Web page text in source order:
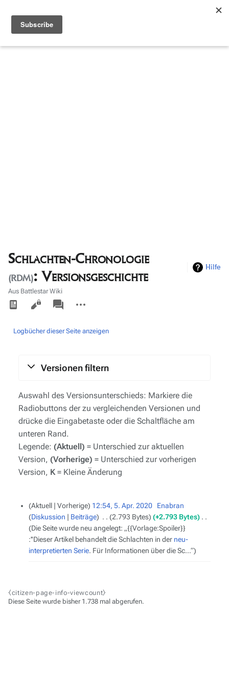
Schlachten-Chronologie
(RDM): Versionsgeschichte
Hilfe
Aus Battlestar Wiki
Ansichten
associated-
pages
Aktionen
Logbücher dieser Seite anzeigen
Versionen filtern
Auswahl des Versionsunterschieds: Markiere die
Radiobuttons der zu vergleichenden Versionen und
drücke die Eingabetaste oder die Schaltfläche am
unteren Rand.
Legende: (Aktuell) = Unterschied zur aktuellen
Version, (Vorherige) = Unterschied zur vorherigen
Version, K= Kleine Änderung
April
2020
Aktuell Vorherige 12:54, 5. Apr. 2020
Enabran
Diskussion
Beiträge 2.793 Bytes +2.793 Bytes ‎
Die Seite wurde neu angelegt: „{{Vorlage:Spoiler}}
:''Dieser Artikel behandelt die Schlachten in der neu-
interpretierten Serie. Für Informationen über die Sc…“
⧼citizen-page-info-viewcount⧽
Diese Seite wurde bisher 1.738 mal abgerufen.